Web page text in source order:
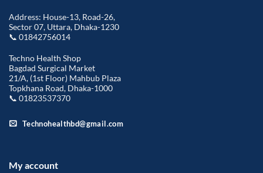
Address: House-13, Road-26,
Sector 07, Uttara, Dhaka-1230
📞 01842756014
Techno Health Shop
Bagdad Surgical Market
21/A, (1st Floor) Mahbub Plaza
Topkhana Road, Dhaka-1000
📞 01823537370
Technohealthbd@gmail.com
My account